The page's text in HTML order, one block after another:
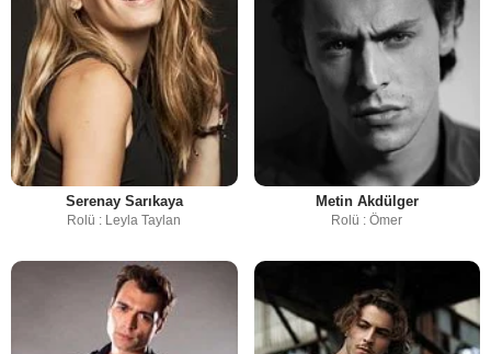
Serenay Sarıkaya
Rolü : Leyla Taylan
Metin Akdülger
Rolü : Ömer